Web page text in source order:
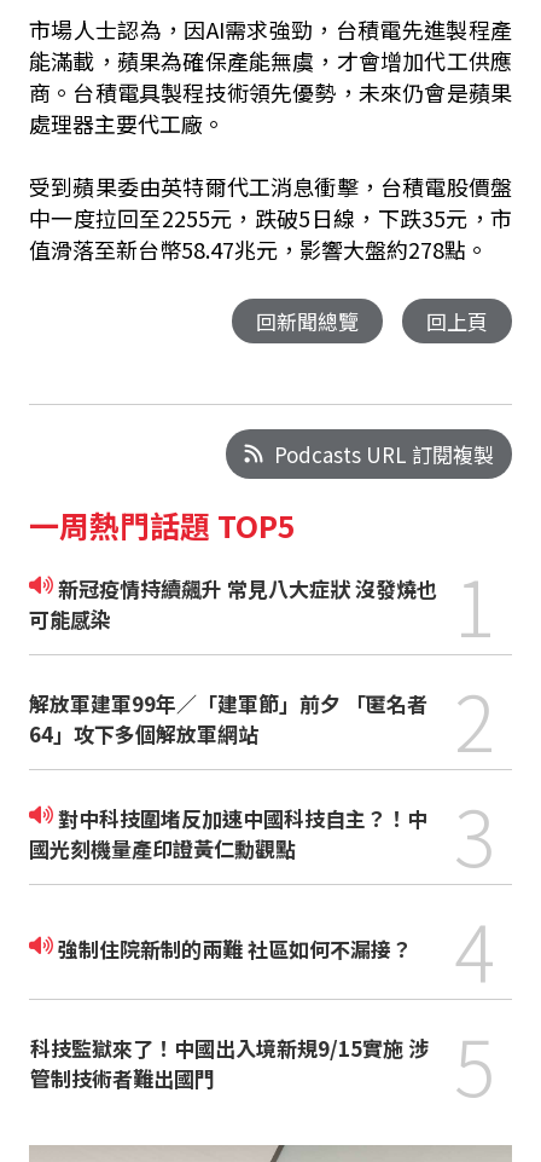
市場人士認為，因AI需求強勁，台積電先進製程產
能滿載，蘋果為確保產能無虞，才會增加代工供應
商。台積電具製程技術領先優勢，未來仍會是蘋果
處理器主要代工廠。
受到蘋果委由英特爾代工消息衝擊，台積電股價盤
中一度拉回至2255元，跌破5日線，下跌35元，市
值滑落至新台幣58.47兆元，影響大盤約278點。
回新聞總覽 回上頁
Podcasts URL 訂閱複製
一周熱門話題 TOP5
新冠疫情持續飆升 常見八大症狀 沒發燒也
可能感染
1
解放軍建軍99年／「建軍節」前夕 「匿名者
64」攻下多個解放軍網站
2
對中科技圍堵反加速中國科技自主？！中
國光刻機量產印證黃仁勳觀點
3
強制住院新制的兩難 社區如何不漏接？ 4
科技監獄來了！中國出入境新規9/15實施 涉
管制技術者難出國門
5